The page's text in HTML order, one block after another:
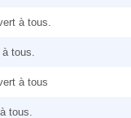
à tous.
tous.
à tous
tous.